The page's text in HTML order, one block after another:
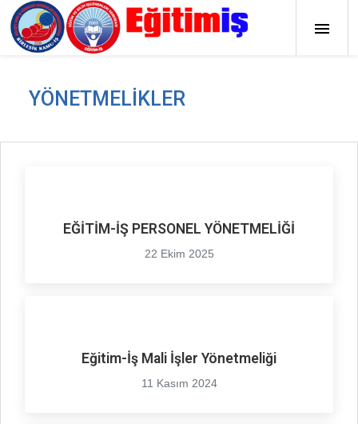
YÖNETMELIKLER
EĞİTİM-İŞ PERSONEL YÖNETMELİĞİ
22 Ekim 2025
Eğitim-İş Mali İşler Yönetmeliği
11 Kasım 2024